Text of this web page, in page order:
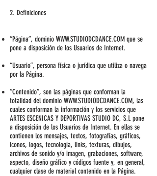
2. Definiciones
“Página”, dominio WWW.STUDIODCDANCE.COM que se
pone a disposición de los Usuarios de Internet.
“Usuario”, persona física o jurídica que utiliza o navega
por la Página.
“Contenido”, son las páginas que conforman la
totalidad del dominio WWW.STUDIODCDANCE.COM, las
cuales conforman la información y los servicios que
ARTES ESCENICAS Y DEPORTIVAS STUDIO DC, S.L pone
a disposición de los Usuarios de Internet. En ellas se
contienen los mensajes, textos, fotografías, gráficos,
iconos, logos, tecnología, links, texturas, dibujos,
archivos de sonido y/o imagen, grabaciones, software,
aspecto, diseño gráfico y códigos fuente y, en general,
cualquier clase de material contenido en la Página.